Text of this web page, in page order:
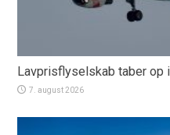
Lavprisflyselskab taber op
7. august 2026